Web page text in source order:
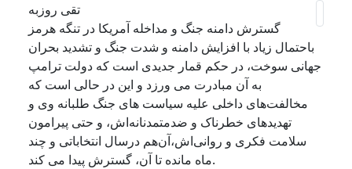
تقی روزبه
گسترش دامنه جنگ و مداخله آمریکا در تنگه هرمز
باحتمال زیاد با افزایش دامنه و شدت جنگ و تشدید بحران
جهانی سوخت، در حکم قمار جدیدی است که دولت ترامپ
به آن مبادرت می ورزد و این در حالی است که
مخالفت‌های داخلی علیه سیاست های جنگ طلبانه وی و
تهدیدهای خطرناک و ضدمتمدنانه‌اش، و حتی پیرامون
سلامت فکری‌ و روانی‌اش،آن‌هم درسال انتخاباتی و چند
ماه مانده تا آن، گسترش پیدا می کند.